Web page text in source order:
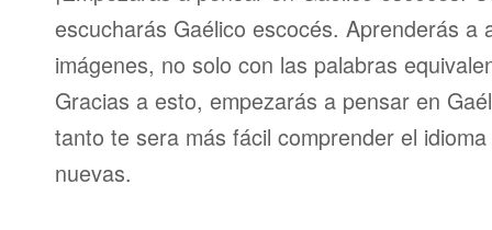
escucharás Gaélico escocés. Aprenderás a
imágenes, no solo con las palabras
Gracias a esto, empezarás a pensar en
tanto te sera más fácil comprender el
nuevas.